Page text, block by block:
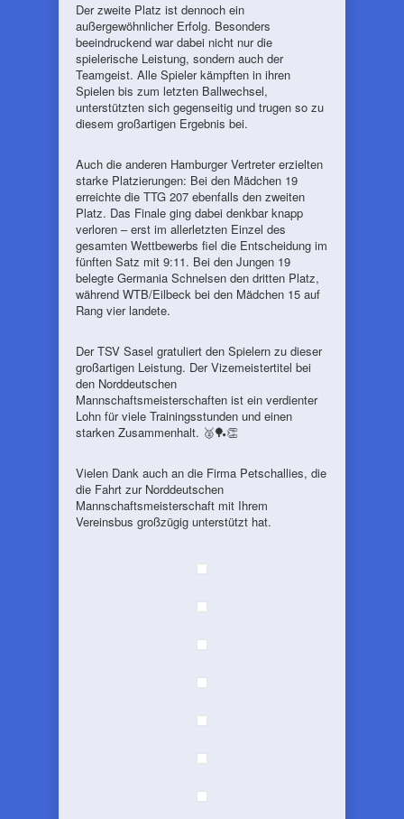
Der zweite Platz ist dennoch ein
außergewöhnlicher Erfolg. Besonders
beeindruckend war dabei nicht nur die
spielerische Leistung, sondern auch der
Teamgeist. Alle Spieler kämpften in ihren
Spielen bis zum letzten Ballwechsel,
unterstützten sich gegenseitig und trugen so zu
diesem großartigen Ergebnis bei.
Auch die anderen Hamburger Vertreter erzielten
starke Platzierungen: Bei den Mädchen 19
erreichte die TTG 207 ebenfalls den zweiten
Platz. Das Finale ging dabei denkbar knapp
verloren – erst im allerletzten Einzel des
gesamten Wettbewerbs fiel die Entscheidung im
fünften Satz mit 9:11. Bei den Jungen 19
belegte Germania Schnelsen den dritten Platz,
während WTB/Eilbeck bei den Mädchen 15 auf
Rang vier landete.
Der TSV Sasel gratuliert den Spielern zu dieser
großartigen Leistung. Der Vizemeistertitel bei
den Norddeutschen
Mannschaftsmeisterschaften ist ein verdienter
Lohn für viele Trainingsstunden und einen
starken Zusammenhalt. 🥈🏓👏
Vielen Dank auch an die Firma Petschallies, die
die Fahrt zur Norddeutschen
Mannschaftsmeisterschaft mit Ihrem
Vereinsbus großzügig unterstützt hat.